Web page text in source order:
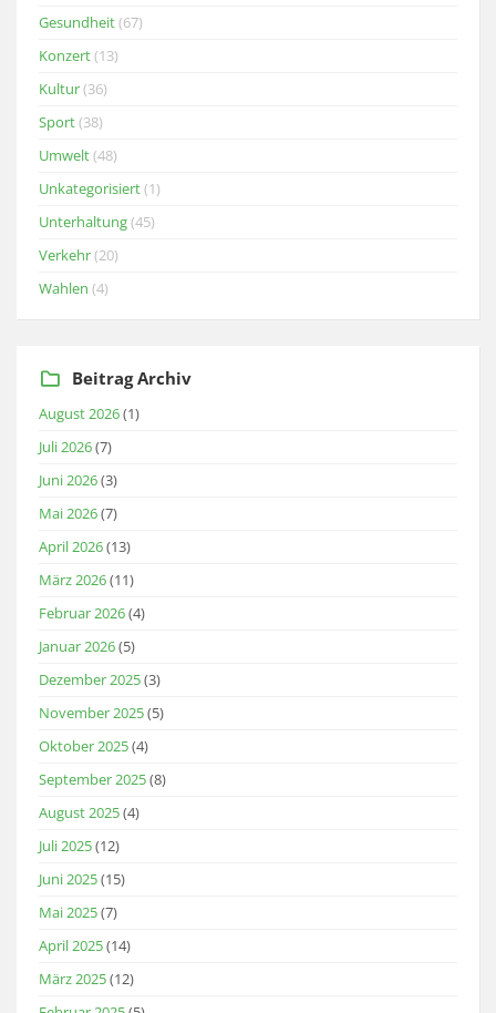
Gesundheit(67)
Konzert(13)
Kultur(36)
Sport(38)
Umwelt(48)
Unkategorisiert(1)
Unterhaltung(45)
Verkehr(20)
Wahlen (4)
Beitrag Archiv
August 2026(1)
Juli 2026(7)
Juni 2026(3)
Mai 2026(7)
April 2026(13)
März 2026(11)
Februar 2026(4)
Januar 2026(5)
Dezember 2025(3)
November 2025(5)
Oktober 2025(4)
September 2025(8)
August 2025(4)
Juli 2025(12)
Juni 2025(15)
Mai 2025(7)
April 2025(14)
März 2025(12)